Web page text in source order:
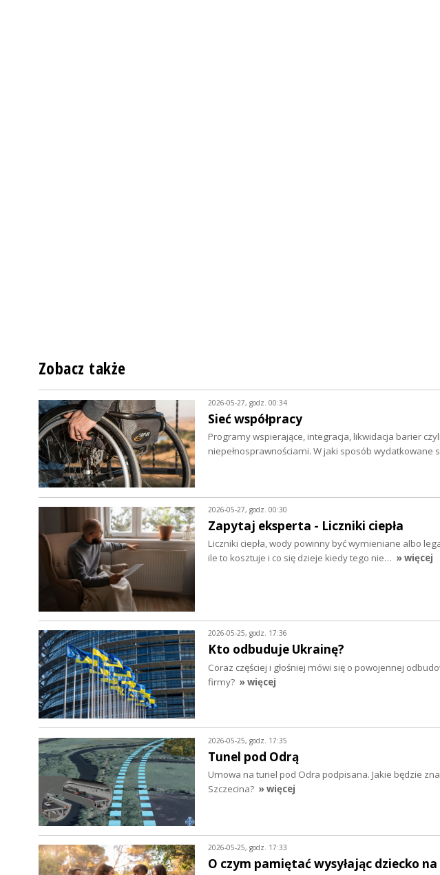
Zobacz także
2026-05-27, godz. 00:34
Sieć współpracy
Programy wspierające, integracja, likwidacja barier
niepełnosprawnościami. W jaki sposób wydatkowane
2026-05-27, godz. 00:30
Zapytaj eksperta - Liczniki ciepła
Liczniki ciepła, wody powinny być wymieniane albo
ile to kosztuje i co się dzieje kiedy tego nie… » więcej
2026-05-25, godz. 17:36
Kto odbuduje Ukrainę?
Coraz częściej i głośniej mówi się o powojennej
firmy? » więcej
2026-05-25, godz. 17:35
Tunel pod Odrą
Umowa na tunel pod Odra podpisana. Jakie będzie
Szczecina? » więcej
2026-05-25, godz. 17:33
O czym pamiętać wysyłając dziecko